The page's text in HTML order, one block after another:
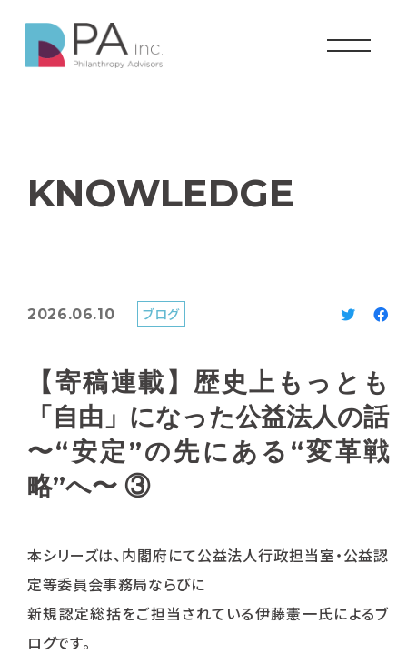
KNOWLEDGE
2026.06.10 ブログ
【寄稿連載】歴史上もっとも
「自由」になった公益法人の話
〜“安定”の先にある“変革戦
略”へ〜 ③
本シリーズは、内閣府にて公益法人行政担当室・公益認
定等委員会事務局ならびに
新規認定総括をご担当されている伊藤憲一氏によるブ
ログです。